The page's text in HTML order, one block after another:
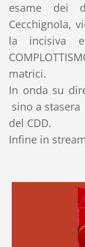
esame dei
Cecchignola,
la incisiva
matrici.
In onda su
sino a
del CDD.
Infine in